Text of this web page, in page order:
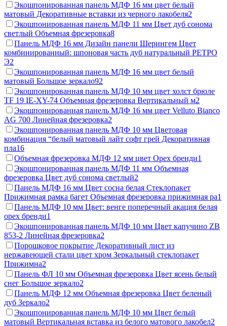
Экошпонированная панель МДФ 16 мм цвет белый
матовый Декоративные вставки из черного лакобеля2
Экошпонированная панель МДФ 11 мм Цвет дуб сонома
светлый Объемная фрезеровка8
Панель МДФ 16 мм Дизайн панели Шерингем Цвет
комбинированный: шпоновая часть дуб натуральный РЕТРО
Э2
Экошпонированная панель МДФ 16 мм цвет белый
матовый Большое зеркало92
Экошпонированная панель МДФ 10 мм цвет холст брюле
TF 19 IE-XY-74 Объемная фрезеровка Вертикальный м2
Экошпонированная панель МДФ 16 мм цвет Velluto Bianco
AG 700 Линейная фрезеровка2
Экошпонированная панель МДФ 10 мм Цветовая
комбинация “белый матовый лайт софт грей Декоративная
пла16
Объемная фрезеровка МДФ 12 мм цвет Орех бренди1
Экошпонированная панель МДФ 11 мм Объемная
фрезеровка Цвет дуб сонома светлый2
Панель МДФ 16 мм Цвет сосна белая Стеклопакет
Прижимная рамка багет Объемная фрезеровка прижимная ра1
Панель МДФ 10 мм Цвет: венге поперечный акация белая
орех бренди1
Экошпонированная панель МДФ 10 мм Цвет капучино ZB
853-2 Линейная фрезеровка2
Порошковое покрытие Декоративный лист из
нержавеющей стали цвет хром Зеркальный стеклопакет
Прижимна2
Панель ФЛ 10 мм Объемная фрезеровка Цвет ясень белый
снег Большое зеркало2
Панель МДФ 12 мм Объемная фрезеровка Цвет беленый
дуб Зеркало2
Экошпонированная панель МДФ 10 мм Цвет белый
матовый Вертикальная вставка из белого матового лакобел2